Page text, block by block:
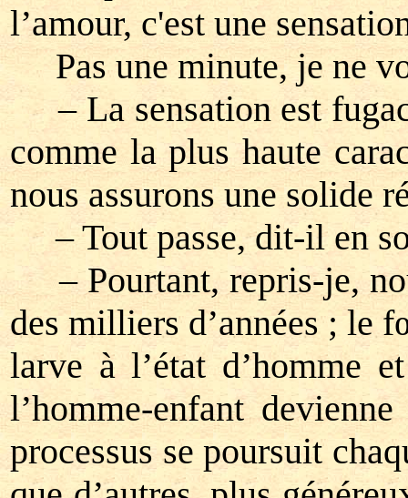
l’amour, c'est une
Pas une minute, je ne
– La sensation est
comme la plus haute
nous assurons une solide
– Tout passe, dit-il en
– Pourtant, repris-je,
des milliers d’années ; le
larve à l’état d’homme
l’homme-enfant
processus se poursuit